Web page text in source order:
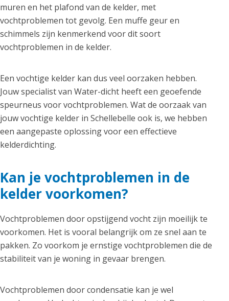
muren en het plafond van de kelder, met
vochtproblemen tot gevolg. Een muffe geur en
schimmels zijn kenmerkend voor dit soort
vochtproblemen in de kelder.
Een vochtige kelder kan dus veel oorzaken hebben.
Jouw specialist van Water-dicht heeft een geoefende
speurneus voor vochtproblemen. Wat de oorzaak van
jouw vochtige kelder in Schellebelle ook is, we hebben
een aangepaste oplossing voor een effectieve
kelderdichting.
Kan je vochtproblemen in de
kelder voorkomen?
Vochtproblemen door opstijgend vocht zijn moeilijk te
voorkomen. Het is vooral belangrijk om ze snel aan te
pakken. Zo voorkom je ernstige vochtproblemen die de
stabiliteit van je woning in gevaar brengen.
Vochtproblemen door condensatie kan je wel